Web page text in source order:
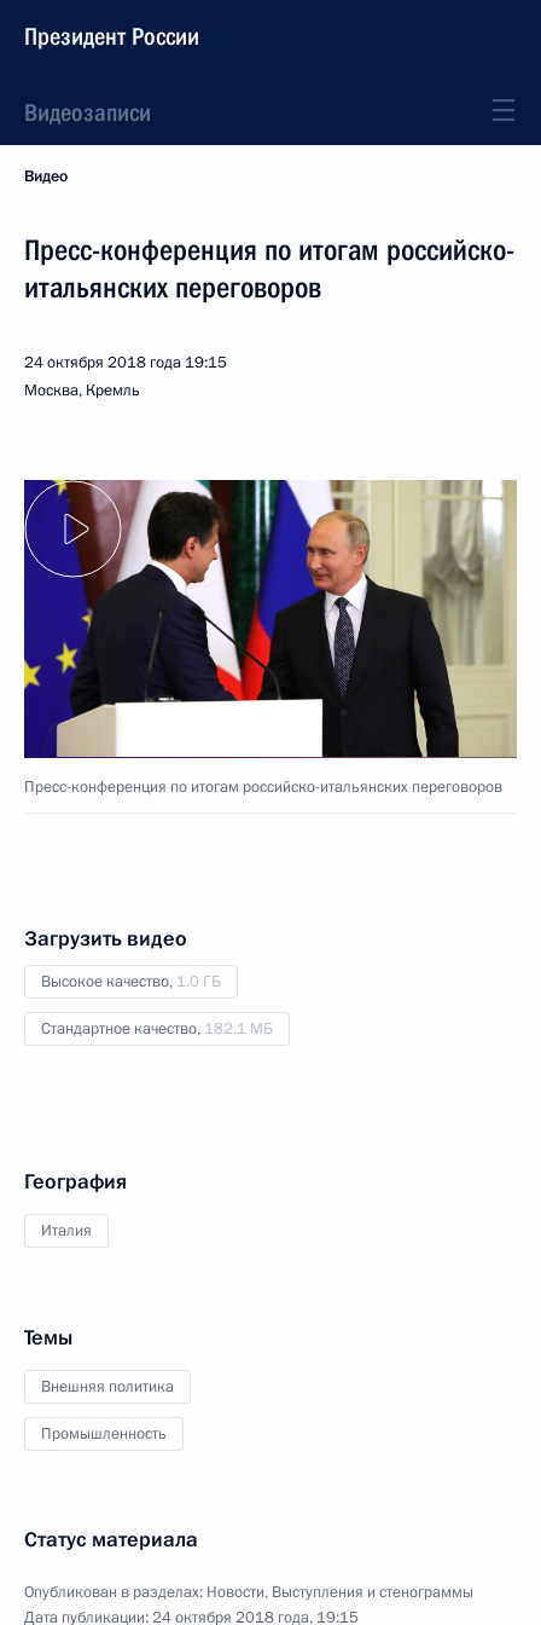
Президент России
Видеозаписи
Видео
Пресс-конференция по итогам российско-
итальянских переговоров
24 октября 2018 года 19:15
Москва, Кремль
Пресс-конференция по итогам российско-итальянских переговоров
Загрузить видео
Высокое качество, 1.0 ГБ
Стандартное качество, 182.1 МБ
География
Италия
Темы
Внешняя политика
Промышленность
Статус материала
Опубликован в разделах: Новости, Выступления и стенограммы
Дата публикации:24 октября 2018 года, 19:15